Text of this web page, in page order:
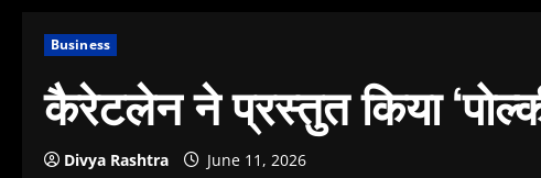
Business
कैरेटलेन ने प्रस्तुत किया
Divya Rashtra June 11, 2026